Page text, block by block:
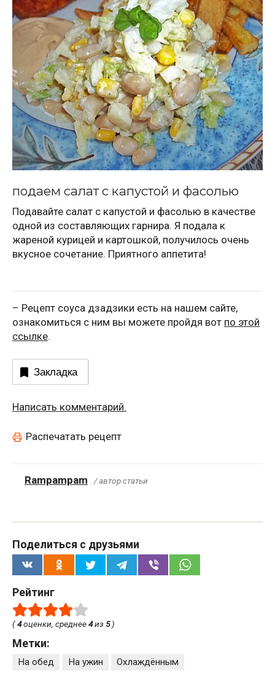
подаем салат с капустой и фасолью
Подавайте салат с капустой и фасолью в качестве
одной из составляющих гарнира. Я подала к
жареной курицей и картошкой, получилось очень
вкусное сочетание. Приятного аппетита!
– Рецепт соуса дзадзики есть на нашем сайте,
ознакомиться с ним вы можете пройдя вот по этой
ссылке.
Закладка
Написать комментарий.
Распечатать рецепт
Rampampam / автор статьи
Поделиться с друзьями
Рейтинг
(4оценки, среднее4из 5)
Метки:
На обед На ужин Охлаждённым